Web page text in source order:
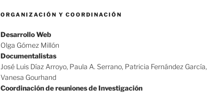
ORGANIZACIÓN Y COORDINACIÓN
Desarrollo Web
Olga Gómez Millón
Documentalistas
José Luis Díaz Arroyo, Paula A. Serrano, Patricia Fernández García,
Vanesa Gourhand
Coordinación de reuniones de Investigación